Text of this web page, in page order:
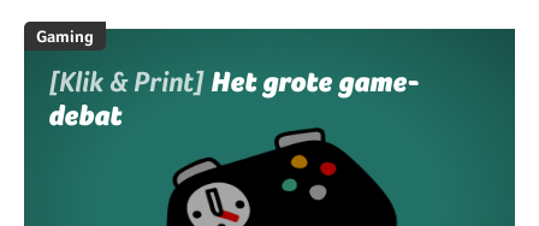
Gaming
[Klik & Print] Het grote game-
debat